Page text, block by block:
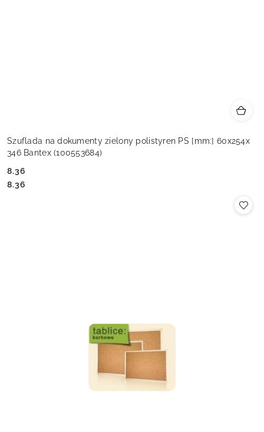
Szuflada na dokumenty zielony polistyren PS [mm:] 60x254x
346 Bantex (100553684)
Cena:
8.36
Cena:
8.36